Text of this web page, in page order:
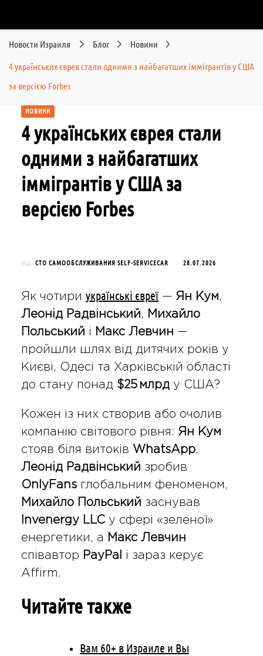
Новости Израиля Блог Новини
4 українських єврея стали одними з найбагатших іммігрантів у США
за версією Forbes
НОВИНИ
4 українських єврея стали
одними з найбагатших
іммігрантів у США за
версією Forbes
від СТО САМООБСЛУЖИВАНИЯ SELF-SERVICECAR 28.07.2026
Як чотири українські євреї— Ян Кум,
Леонід Радвінський,
Михайло
Польський і Макс Левчин —
пройшли шлях від дитячих років у
Києві, Одесі та Харківській області
до стану понад $25 млрду США?
Кожен із них створив або очолив
компанію світового рівня: Ян Кум
стояв біля витоків WhatsApp,
Леонід Радвінський зробив
OnlyFansглобальним феноменом,
Михайло Польський заснував
Invenergy LLCу сфері «зеленої»
енергетики, а
Макс Левчин
співавтор PayPal
і зараз керує
Affirm.
Читайте также
Вам 60+ в Израиле и Вы